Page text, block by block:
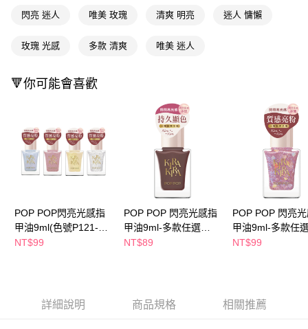
１．於結帳方式選擇「AFTEE先享後付」後，將跳轉至「AFTEE先享後付」
３．收到繳費通知簡訊後14天內，點擊此簡訊中的連結，可透過四大超商／
購買商品的店家。未經商家同意取消之訂單仍視為有效，需透過AFTEE先享
※ 交易是否成功請以「AFTEE先享後付 」之結帳頁面顯示為準，若有關於
是否繳費成功／繳費後需取消欲退款等相關疑問，請聯繫「AFTEE先享後付
客戶支援中心」https://netprotections.freshdesk.com/support/home
【注意事項】
１．透過由恩沛科技股份有限公司提供之「AFTEE先享後付」服務完成之交
易，需依本服務之必要範圍內提供個人資料，並將交易相關給付款項請求債
２．關於個人資料處理事宜，請瀏覽以下網址：
https://aftee.tw/terms/#terms3
３．未成年的使用者請事先徵得法定代理人或監護人之同意方可使用
「AFTEE先享後付」，若未經同意申辦者引起之損失，本公司不負相關責
５．嚴禁一人註冊多個帳號或使用他人資訊註冊。若發現惡意使用之情形，
付款後全家取貨
每筆NT$65，滿NT$390(含以上)免運費
每筆NT$65，滿NT$490(含以上)免運費
每筆NT$65，滿NT$490(含以上)免運費
7-11取貨付款
每筆NT$65，滿NT$490(含以上)免運費
每筆NT$65，滿NT$490(含以上)免運費
宅配(本島)
每筆NT$80，滿NT$290(含以上)免運費
閃亮 迷人 唯美 玫瑰 清爽 明亮 迷人 慵懶
玫瑰 光感 多款 清爽 唯美 迷人
🔻你可能會喜歡
POP POP閃亮光感指
甲油9ml(色號P121-
124)-多款任選
NT$99
POP POP 閃亮光感指
甲油9ml-多款任選
(P102-110)
NT$89
POP POP 閃亮
甲油9ml-多款任
(P111-115)
NT$99
詳細說明 商品規格 相關推薦